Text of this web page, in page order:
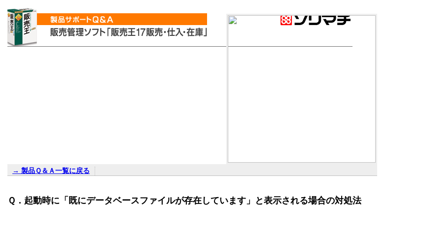
→ 製品Ｑ＆Ａ一覧に戻る
Ｑ．起動時に「既にデータベースファイルが存在しています」と表示される場合の対処法